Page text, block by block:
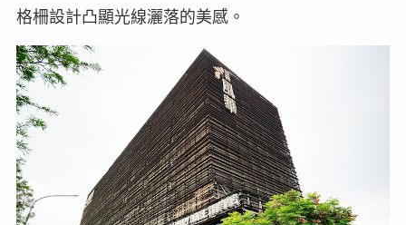
格柵設計凸顯光線灑落的美感。